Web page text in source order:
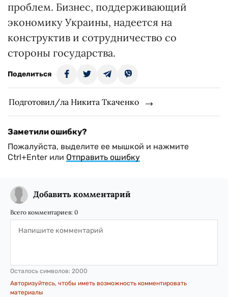
проблем. Бизнес, поддерживающий
экономику Украины, надеется на
конструктив и сотрудничество со
стороны государства.
Поделиться
Подготовил/ла Никита Ткаченко
Заметили ошибку?
Пожалуйста, выделите ее мышкой и нажмите
Ctrl+Enter или Отправить ошибку
Добавить комментарий
Всего комментариев: 0
Осталось символов: 2000
Авторизуйтесь, чтобы иметь возможность комментировать
материалы